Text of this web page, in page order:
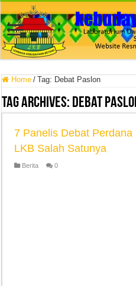
Home / Tag: Debat Paslon
Tag Archives: Debat
7 Panelis Debat
LKB Salah Satunya
Berita 0